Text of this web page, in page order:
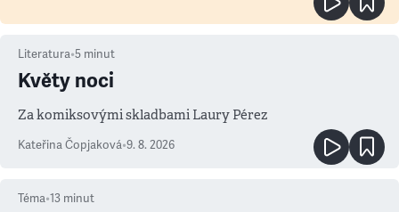
Literatura•5 minut
Květy noci
Za komiksovými skladbami Laury Pérez
Kateřina Čopjaková•9. 8. 2026
Téma•13 minut